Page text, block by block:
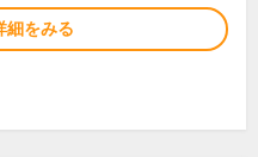
細をみる